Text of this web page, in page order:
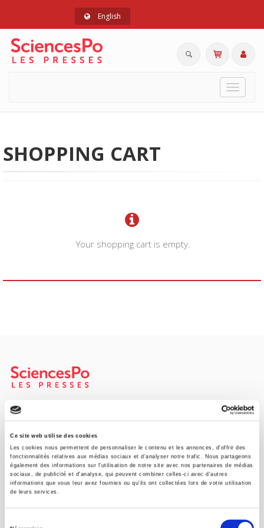
Ce site web utilise des cookies
Les cookies nous permettent de personnaliser le contenu et les annonces, d'offrir des
fonctionnalités relatives aux médias sociaux et d'analyser notre trafic. Nous partageons
également des informations sur l'utilisation de notre site avec nos partenaires de médias
sociaux, de publicité et d'analyse, qui peuvent combiner celles-ci avec d'autres
informations que vous leur avez fournies ou qu'ils ont collectées lors de votre utilisation
de leurs services.
English
Toggle
SHOPPING CART
Your shopping cart is empty.
SCIENCES PO UNIVERSITY PRESS has a threefold role: to publish
original research, to edit reference works for student use, and to
help public and political debate.
CONTACTS
FOREIGN RIGHTS
FOR BOOKSHOPS